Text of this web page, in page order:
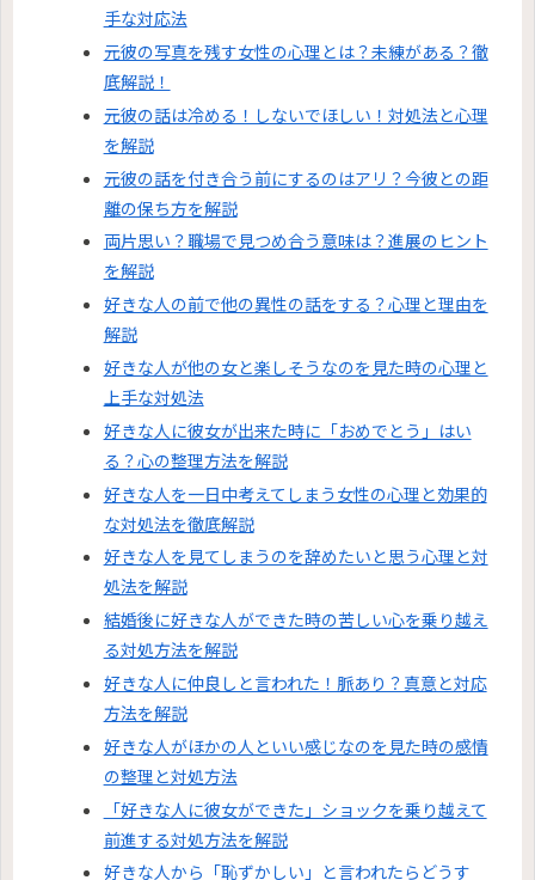
手な対応法
元彼の写真を残す女性の心理とは？未練がある？徹
底解説！
元彼の話は冷める！しないでほしい！対処法と心理
を解説
元彼の話を付き合う前にするのはアリ？今彼との距
離の保ち方を解説
両片思い？職場で見つめ合う意味は？進展のヒント
を解説
好きな人の前で他の異性の話をする？心理と理由を
解説
好きな人が他の女と楽しそうなのを見た時の心理と
上手な対処法
好きな人に彼女が出来た時に「おめでとう」はい
る？心の整理方法を解説
好きな人を一日中考えてしまう女性の心理と効果的
な対処法を徹底解説
好きな人を見てしまうのを辞めたいと思う心理と対
処法を解説
結婚後に好きな人ができた時の苦しい心を乗り越え
る対処方法を解説
好きな人に仲良しと言われた！脈あり？真意と対応
方法を解説
好きな人がほかの人といい感じなのを見た時の感情
の整理と対処方法
「好きな人に彼女ができた」ショックを乗り越えて
前進する対処方法を解説
好きな人から「恥ずかしい」と言われたらどうす